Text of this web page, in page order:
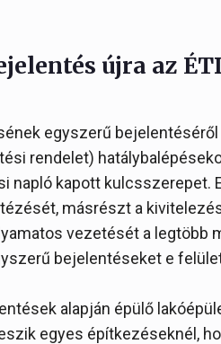
újra az
egyszerű
rendelet)
napló kapott
másrészt a
vezetését a legtöbb
bejelentéseket e
alapján épülő
egyes építkezéseknél,